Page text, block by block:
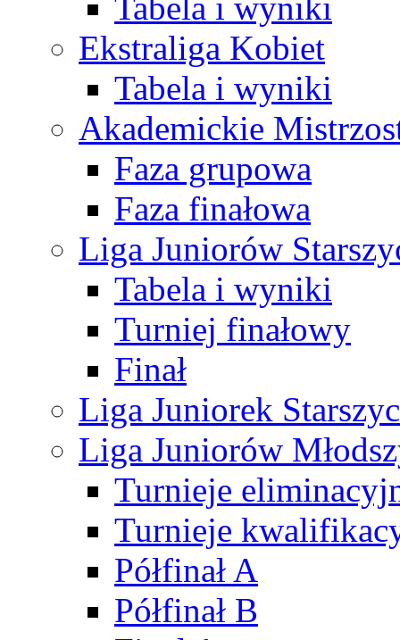
Ekstraliga Kobiet
Tabela i wyniki
Akademickie
Faza grupowa
Faza finałowa
Liga Juniorów
Tabela i wyniki
Turniej finałowy
Finał
Liga Juniorek
Liga Juniorów
Turnieje
Turnieje
Półfinał A
Półfinał B